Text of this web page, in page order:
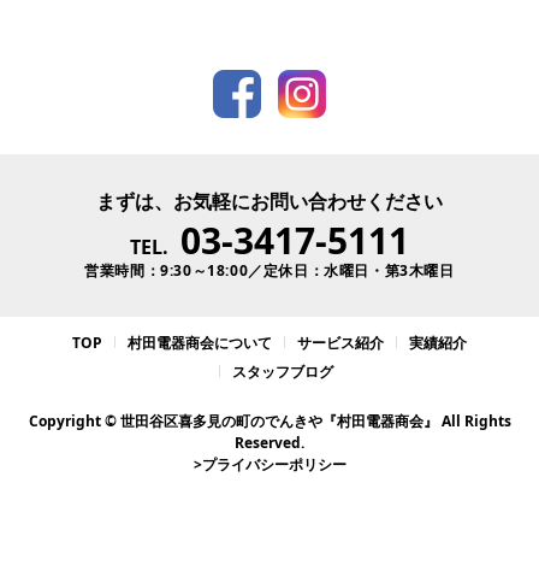
まずは、お気軽にお問い合わせください
TEL. 03-3417-5111
営業時間：9:30～18:00／定休日：水曜日・第3木曜日
TOP 村田電器商会について サービス紹介
実績紹介
スタッフブログ
Copyright © 世田谷区喜多見の町のでんきや『村田電器商会』 All Rights
Reserved.
>プライバシーポリシー